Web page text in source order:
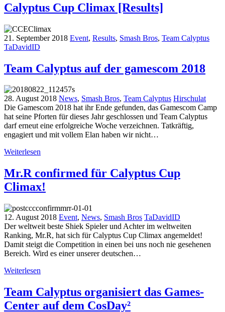
Calyptus Cup Climax [Results]
21. September 2018 Event, Results, Smash Bros, Team Calyptus
TaDavidID
Team Calyptus auf der gamescom 2018
28. August 2018 News, Smash Bros, Team Calyptus Hirschulat
Die Gamescom 2018 hat ihr Ende gefunden, das Gamescom Camp
hat seine Pforten für dieses Jahr geschlossen und Team Calyptus
darf erneut eine erfolgreiche Woche verzeichnen. Tatkräftig,
engagiert und mit vollem Elan haben wir nicht…
Weiterlesen
Mr.R confirmed für Calyptus Cup
Climax!
12. August 2018 Event, News, Smash Bros TaDavidID
Der weltweit beste Shiek Spieler und Achter im weltweiten
Ranking, Mr.R, hat sich für Calyptus Cup Climax angemeldet!
Damit steigt die Competition in einen bei uns noch nie gesehenen
Bereich. Wird es einer unserer deutschen…
Weiterlesen
Team Calyptus organisiert das Games-
Center auf dem CosDay²